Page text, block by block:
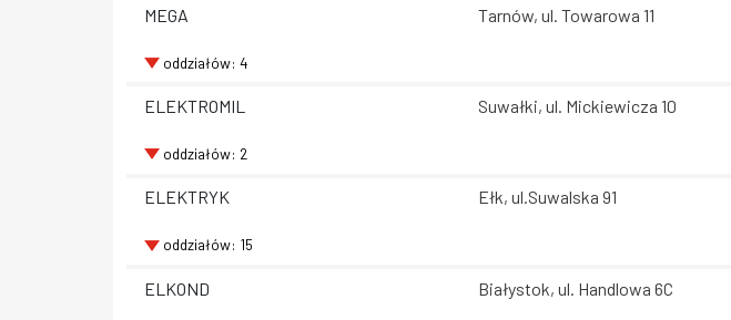
MEGA Tarnów, ul. Towarowa 11
oddziałów: 4
ELEKTROMIL Suwałki, ul. Mickiewicza 10
oddziałów: 2
ELEKTRYK Ełk, ul.Suwalska 91
oddziałów: 15
ELKOND Białystok, ul. Handlowa 6C